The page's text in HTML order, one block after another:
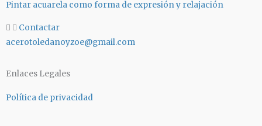
Pintar acuarela como forma de expresión y relajación
Contactar
acerotoledanoyzoe@gmail.com
Enlaces Legales
Política de privacidad